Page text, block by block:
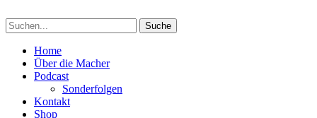
Suchen
nach:
Home
Über die Macher
Podcast
Sonderfolgen
Kontakt
Shop